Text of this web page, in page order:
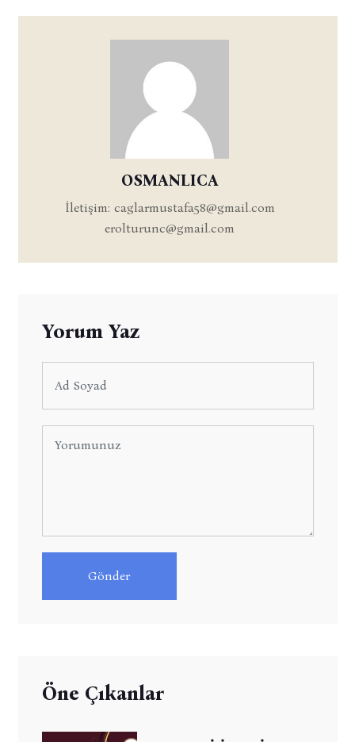
OSMANLICA
İletişim: caglarmustafa58@gmail.com
erolturunc@gmail.com
Yorum Yaz
Gönder
Öne Çıkanlar